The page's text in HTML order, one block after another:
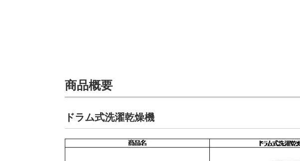
商品概要
ドラム式洗濯乾燥機